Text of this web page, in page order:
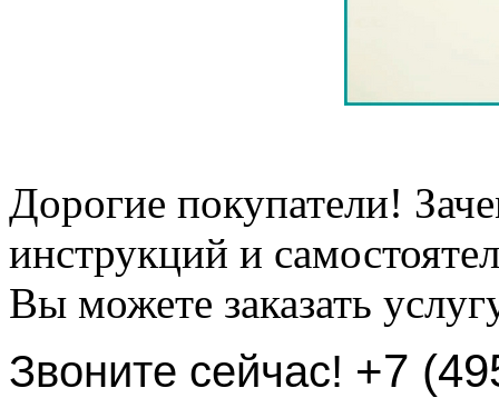
Дорогие покупатели!
инструкций и
Вы можете заказать
Звоните сейчас! +7